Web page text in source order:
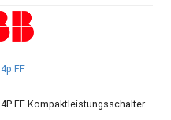
FF
FF Kompaktleistungsschalter